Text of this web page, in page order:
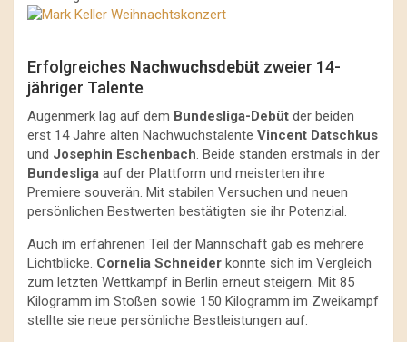
Erfolgreiches Nachwuchsdebüt zweier 14-
jähriger Talente
Augenmerk lag auf dem Bundesliga-Debüt der beiden
erst 14 Jahre alten Nachwuchstalente Vincent Datschkus
und Josephin Eschenbach. Beide standen erstmals in der
Bundesliga auf der Plattform und meisterten ihre
Premiere souverän. Mit stabilen Versuchen und neuen
persönlichen Bestwerten bestätigten sie ihr Potenzial.
Auch im erfahrenen Teil der Mannschaft gab es mehrere
Lichtblicke. Cornelia Schneider konnte sich im Vergleich
zum letzten Wettkampf in Berlin erneut steigern. Mit 85
Kilogramm im Stoßen sowie 150 Kilogramm im Zweikampf
stellte sie neue persönliche Bestleistungen auf.